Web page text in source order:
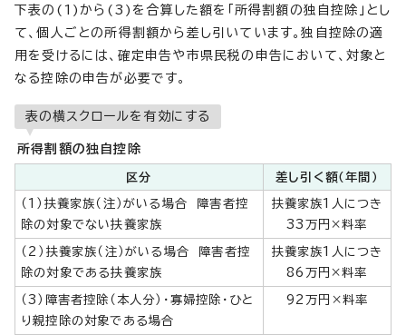
下表の(1)から(3)を合算した額を「所得割額の独自控除」とし
て、個人ごとの所得割額から差し引いています。独自控除の適
用を受けるには、確定申告や市県民税の申告において、対象と
なる控除の申告が必要です。
表の横スクロールを有効にする
所得割額の独自控除
区分 差し引く額（年間）
（1）扶養家族（注）がいる場合 障害者控
除の対象でない扶養家族
扶養家族1人につき
33万円×料率
（2）扶養家族（注）がいる場合 障害者控
除の対象である扶養家族
扶養家族1人につき
86万円×料率
（3）障害者控除（本人分）・寡婦控除・ひと
り親控除の対象である場合
92万円×料率